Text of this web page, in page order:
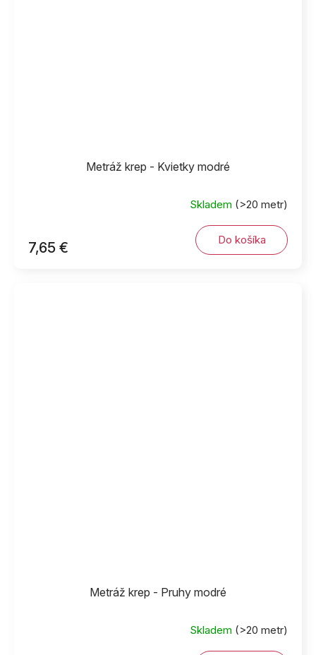
Metráž krep - Kvietky modré
Skladem (>20 metr)
7,65 € Do košíka
Metráž krep - Pruhy modré
Skladem (>20 metr)